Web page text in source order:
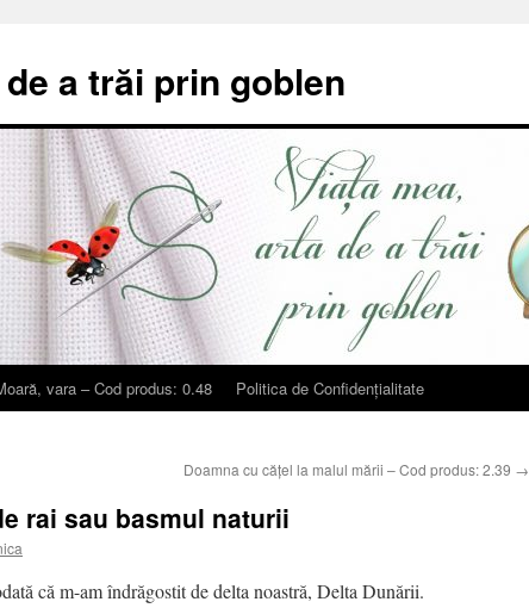
a trăi prin goblen
vara – Cod produs: 0.48 Politica de Confidențialitate
Doamna cu cățel la malul mării – Cod produs: 2.39 →
rai sau basmul naturii
că m-am îndrăgostit de delta noastră, Delta Dunării.